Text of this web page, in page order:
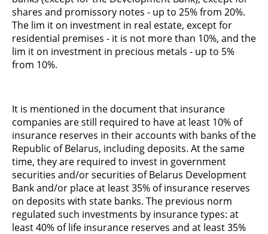
shares and promissory notes - up to 25% from 20%.
The lim it on investment in real estate, except for
residential premises - it is not more than 10%, and the
lim it on investment in precious metals - up to 5%
from 10%.
It is mentioned in the document that insurance
companies are still required to have at least 10% of
insurance reserves in their accounts with banks of the
Republic of Belarus, including deposits. At the same
time, they are required to invest in government
securities and/or securities of Belarus Development
Bank and/or place at least 35% of insurance reserves
on deposits with state banks. The previous norm
regulated such investments by insurance types: at
least 40% of life insurance reserves and at least 35%